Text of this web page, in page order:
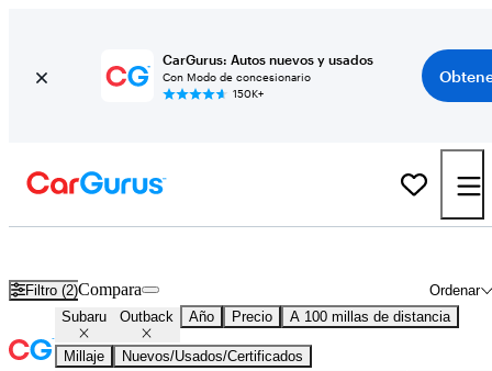
CarGurus: Autos nuevos y usados
Con Modo de concesionario
150K+
Filtro (2) Ordenar
Compara
Subaru Outback Año Precio A 100 millas de distancia
Millaje
Nuevos/Usados/Certificados